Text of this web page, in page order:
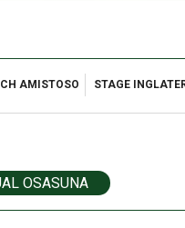
AMISTOSO STAGE
OSASUNA